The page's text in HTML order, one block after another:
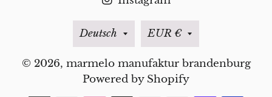
Sprache
Deutsch Währung
EUR €
© 2026, marmelo manufaktur brandenburg
Powered by Shopify